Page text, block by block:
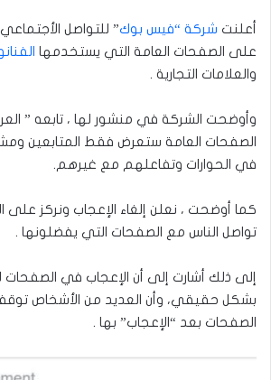
أعلنت شركة “فيس بوك” للتواصل الأجتماعي
على الصفحات العامة التي يستخدمها
والعلامات التجارية .
وأوضحت الشركة في منشور لها ، تابعه ”
الصفحات العامة ستعرض فقط المتابعين
في الحوارات وتفاعلهم مع غيرهم.
كما أوضحت ، نعلن إلغاء الإعجاب ونركز على
تواصل الناس مع الصفحات التي يفضلونها .
إلى ذلك أشارت إلى أن الإعجاب في
بشكل حقيقي، وأن العديد من الأشخاص
الصفحات بعد “الإعجاب” بها .